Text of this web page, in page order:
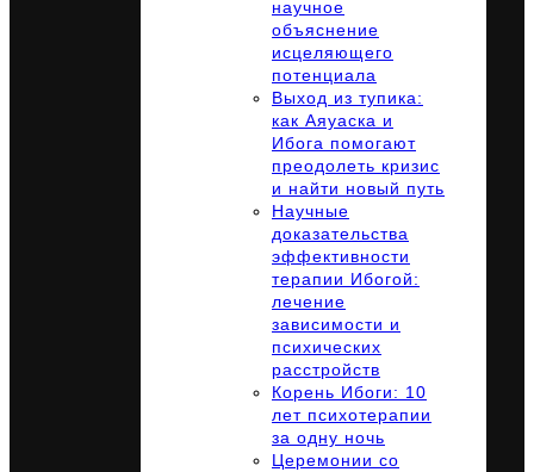
научное
объяснение
исцеляющего
потенциала
Выход из тупика:
как Аяуаска и
Ибога помогают
преодолеть кризис
и найти новый путь
Научные
доказательства
эффективности
терапии Ибогой:
лечение
зависимости и
психических
расстройств
Корень Ибоги: 10
лет психотерапии
за одну ночь
Церемонии со